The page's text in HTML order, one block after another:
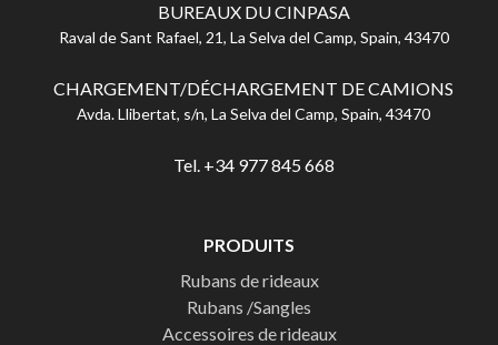
BUREAUX DU CINPASA
Raval de Sant Rafael, 21, La Selva del Camp, Spain, 43470
CHARGEMENT/DÉCHARGEMENT DE CAMIONS
Avda. Llibertat, s/n, La Selva del Camp, Spain, 43470
Tel. +34 977 845 668
PRODUITS
Rubans de rideaux
Rubans /Sangles
Accessoires de rideaux